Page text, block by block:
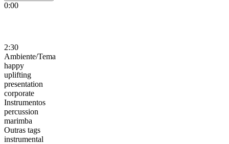
0:00
2:30
Ambiente/Tema
happy
uplifting
presentation
corporate
Instrumentos
percussion
marimba
Outras tags
instrumental